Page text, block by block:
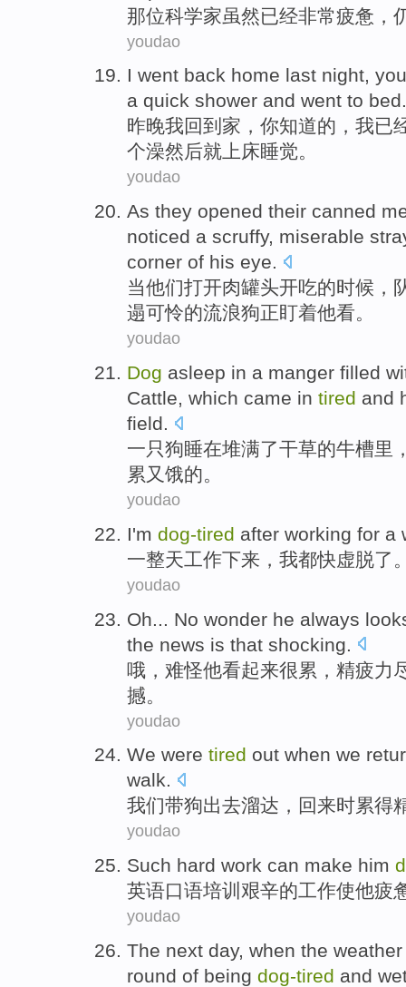
那位科学家虽然已经非常疲惫 ，
youdao
I went back home last night, you
a quick shower and went to bed.
昨晚我回到 家 ， 你知道的， 我已
个澡然后就 上床睡觉。
youdao
As they opened their canned
noticed a scruffy, miserable
corner of his eye.
当他们打开肉罐头开吃的时候，
遢可怜的流浪狗正盯着他看。
youdao
Dog asleep in a manger filled
Cattle, which came in tired and
field.
一只狗睡在堆满了干草的牛槽里
累 又 饿的。
youdao
I'm dog-tired after working for a
一整天工作下来， 我都快虚脱了
youdao
Oh... No wonder he always
the news is that shocking
哦 ， 难怪他看起来很累 ， 精疲力
撼。
youdao
We were tired out when we
walk.
我们带狗出去溜达， 回来时累得
youdao
Such hard work can make him
英语口语培训 艰辛的工作使他疲
youdao
The next day, when the
round of being dog-tired and